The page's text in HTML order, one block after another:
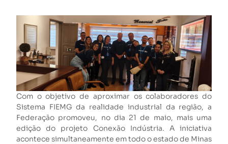
Com o objetivo de aproximar os colaboradores do
Sistema FIEMG da realidade industrial da região, a
Federação promoveu, no dia 21 de maio, mais uma
edição do projeto Conexão Indústria. A iniciativa
acontece simultaneamente em todo o estado de Minas